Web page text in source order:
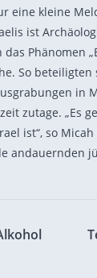
eine kleine
ist
Phänomen
So
zutage. „Es
ist“, so
andauernden